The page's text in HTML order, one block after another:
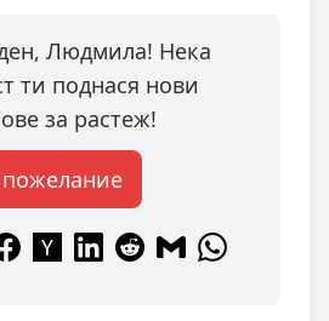
Людмила! Нека
ти поднася нови
за растеж!